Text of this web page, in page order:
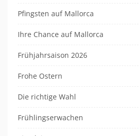
Pfingsten auf Mallorca
Ihre Chance auf Mallorca
Frühjahrsaison 2026
Frohe Ostern
Die richtige Wahl
Frühlingserwachen